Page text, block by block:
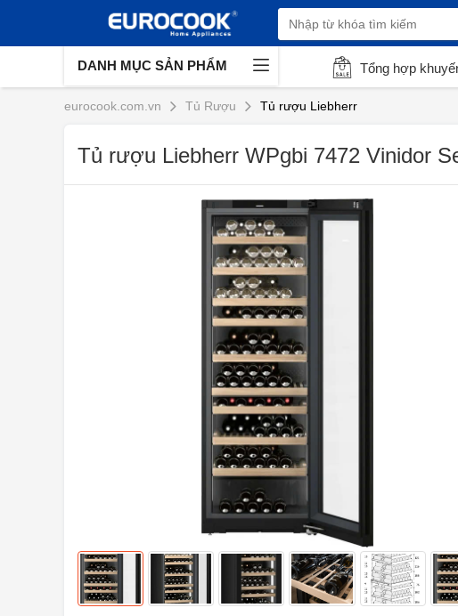
DANH MỤC SẢN PHẨM Tổng hợp
eurocook.com.vn Tủ Rượu Tủ rượu Liebherr
Tủ rượu Liebherr WPgbi 7472 Vinidor